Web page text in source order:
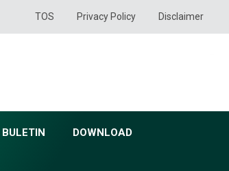
TOS Privacy Policy Disclaimer
BULETIN DOWNLOAD